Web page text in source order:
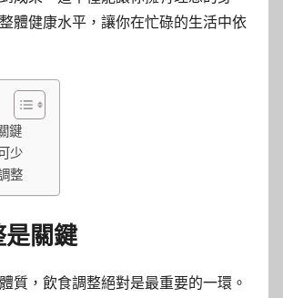
體健康水平，讓你在忙碌的生活中依
鍵
少
整
是關鍵
質，飲食調整絕對是最重要的一環。